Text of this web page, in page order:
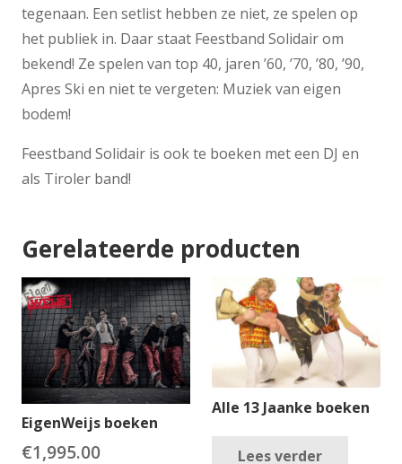
tegenaan. Een setlist hebben ze niet, ze spelen op
het publiek in. Daar staat Feestband Solidair om
bekend! Ze spelen van top 40, jaren ’60, ’70, ’80, ’90,
Apres Ski en niet te vergeten: Muziek van eigen
bodem!
Feestband Solidair is ook te boeken met een DJ en
als Tiroler band!
Gerelateerde producten
EigenWeijs boeken
€1,995.00
Alle 13 Jaanke boeken
Lees verder